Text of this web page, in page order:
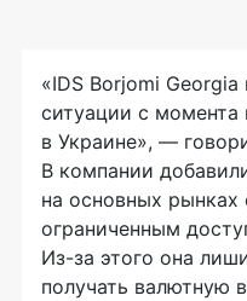
«IDS Borjomi
ситуации с момента
в Украине», —
В компании
на основных рынках
ограниченным
Из-за этого она
получать валютную